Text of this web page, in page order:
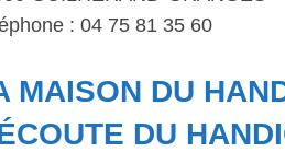
: 04 75 81 35 60
MAISON DU
DU